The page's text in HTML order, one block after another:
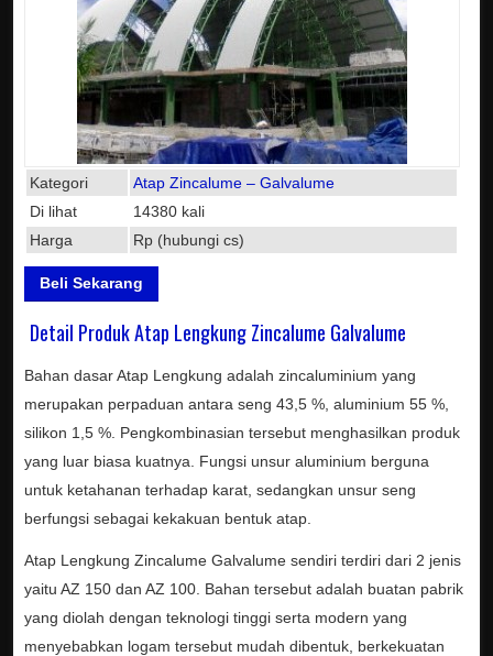
Kategori
Atap Zincalume – Galvalume
Di lihat
14380 kali
Harga
Rp (hubungi cs)
Beli Sekarang
Detail Produk Atap Lengkung Zincalume Galvalume
Bahan dasar Atap Lengkung adalah zincaluminium yang
merupakan perpaduan antara seng 43,5 %, aluminium 55 %,
silikon 1,5 %. Pengkombinasian tersebut menghasilkan produk
yang luar biasa kuatnya. Fungsi unsur aluminium berguna
untuk ketahanan terhadap karat, sedangkan unsur seng
berfungsi sebagai kekakuan bentuk atap.
Atap Lengkung Zincalume Galvalume sendiri terdiri dari 2 jenis
yaitu AZ 150 dan AZ 100. Bahan tersebut adalah buatan pabrik
yang diolah dengan teknologi tinggi serta modern yang
menyebabkan logam tersebut mudah dibentuk, berkekuatan